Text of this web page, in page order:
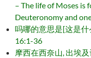
– The life of Moses is
Deuteronomy and
吗哪的意思是[这是什
16:1-36
摩西在西奈山, 出埃